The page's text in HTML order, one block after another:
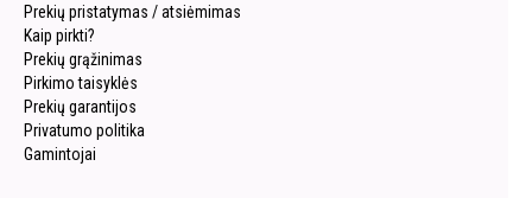
Prekių pristatymas / atsiėmimas
Kaip pirkti?
Prekių grąžinimas
Pirkimo taisyklės
Prekių garantijos
Privatumo politika
Gamintojai